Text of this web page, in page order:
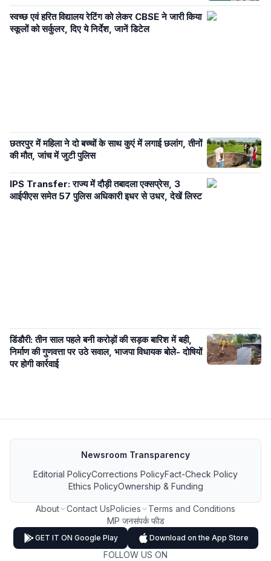
स्वच्छ एवं हरित विद्यालय रेटिंग को लेकर CBSE ने जारी किया
स्कूलों को सर्कुलर, दिए ये निर्देश, जानें डिटेल
छतरपुर में महिला ने दो बच्चों के साथ कुएं में लगाई छलांग, तीनों
की मौत, जांच में जुटी पुलिस
IPS Transfer: राज्य में दौड़ी तबादला एक्सप्रेस, 3
आईपीएस समेत 57 पुलिस अधिकारी इधर से उधर, देखें लिस्ट
डिंडौरी: तीन साल पहले बनी करोड़ों की सड़क बारिश में बही,
निर्माण की गुणवत्ता पर उठे सवाल, भाजपा विधायक बोले- दोषियों
पर होगी कार्रवाई
Newsroom Transparency
Editorial PolicyCorrections PolicyFact-Check Policy
Ethics PolicyOwnership & Funding
About Contact UsPolicies
Terms and Conditions
MP जनसंपर्क फीड
GET IT ON Google Play Download on the App Store
FOLLOW US ON